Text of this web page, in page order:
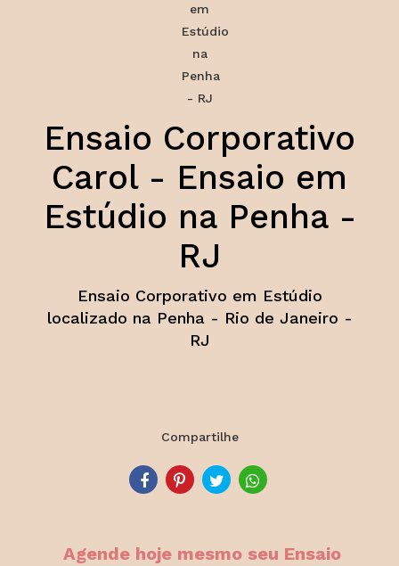
Ensaio Corporativo
Carol - Ensaio em
Estúdio na Penha -
RJ
Ensaio Corporativo em Estúdio
localizado na Penha - Rio de Janeiro -
RJ
Compartilhe
Agende hoje mesmo seu Ensaio